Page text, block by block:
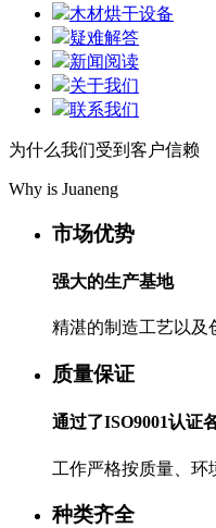
木材烘干设备
疑难解答
新闻阅读
关于我们
联系我们
为什么我们受到客户信赖
Why is Juaneng
市场优势
强大的生产基地
精湛的制造工艺以及
质量保证
通过了ISO9001认证
工作严格按质量、环
种类齐全